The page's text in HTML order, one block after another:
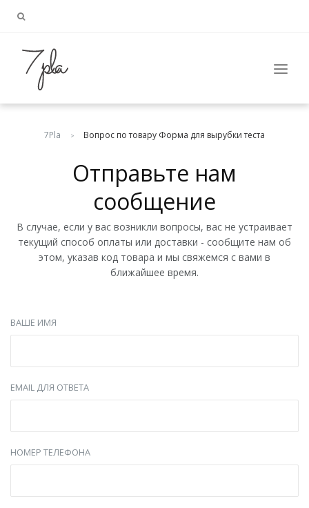
7Pla > Вопрос по товару Форма для вырубки теста
Отправьте нам
сообщение
В случае, если у вас возникли вопросы, вас не устраивает
текущий способ оплаты или доставки - сообщите нам об
этом, указав код товара и мы свяжемся с вами в
ближайшее время.
ВАШЕ ИМЯ
EMAIL ДЛЯ ОТВЕТА
НОМЕР ТЕЛЕФОНА